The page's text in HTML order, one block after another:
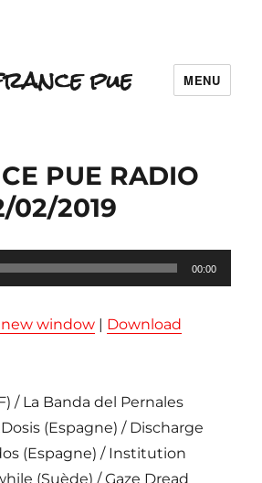
pue MENU
PUE RADIO
02/2019
00:00
new window | Download
/ La Banda del Pernales
(Espagne) / Discharge
(Espagne) / Institution
(Suède) / Gaze Dread